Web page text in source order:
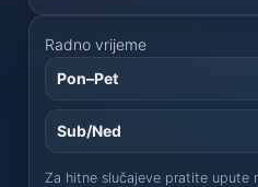
Radno vrijeme
Pon–Pet
Sub/Ned
Za hitne slučajeve pratite upute